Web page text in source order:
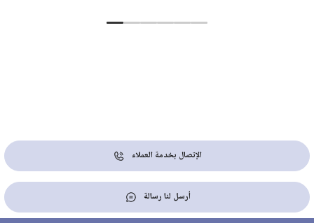
الإتصال بخدمة العملاء
أرسل لنا رسالة